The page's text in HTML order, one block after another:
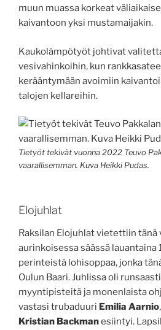
muun muassa korkeat
kaivantoon yksi mustamaijakin.
Kaukolämpötyöt johtivat
vesivahinkoihin, kun
kerääntymään avoimiin
talojen kellareihin.
Tietyöt tekivät vuonna 2022 Teuvo
vaarallisemman. Kuva Heikki Pudas.
Elojuhlat
Raksilan Elojuhlat vietettiin tänä
aurinkoisessa säässä lauantaina
perinteistä lohisoppaa, jonka
Oulun Baari. Juhlissa oli
myyntipisteitä ja monenlaista
vastasi trubaduuri Emilia Aarnio
Kristian Backmanesiintyi.